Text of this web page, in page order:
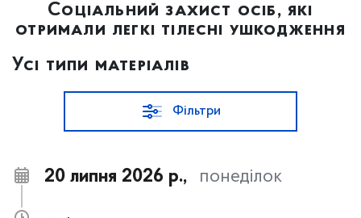
Соціальний захист осіб, які
отримали легкі тілесні ушкодження
Усі типи матеріалів
Фільтри
20 липня 2026 р., понеділок